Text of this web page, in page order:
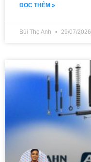
ĐỌC THÊM »
Bùi Thọ Anh 29/07/2026